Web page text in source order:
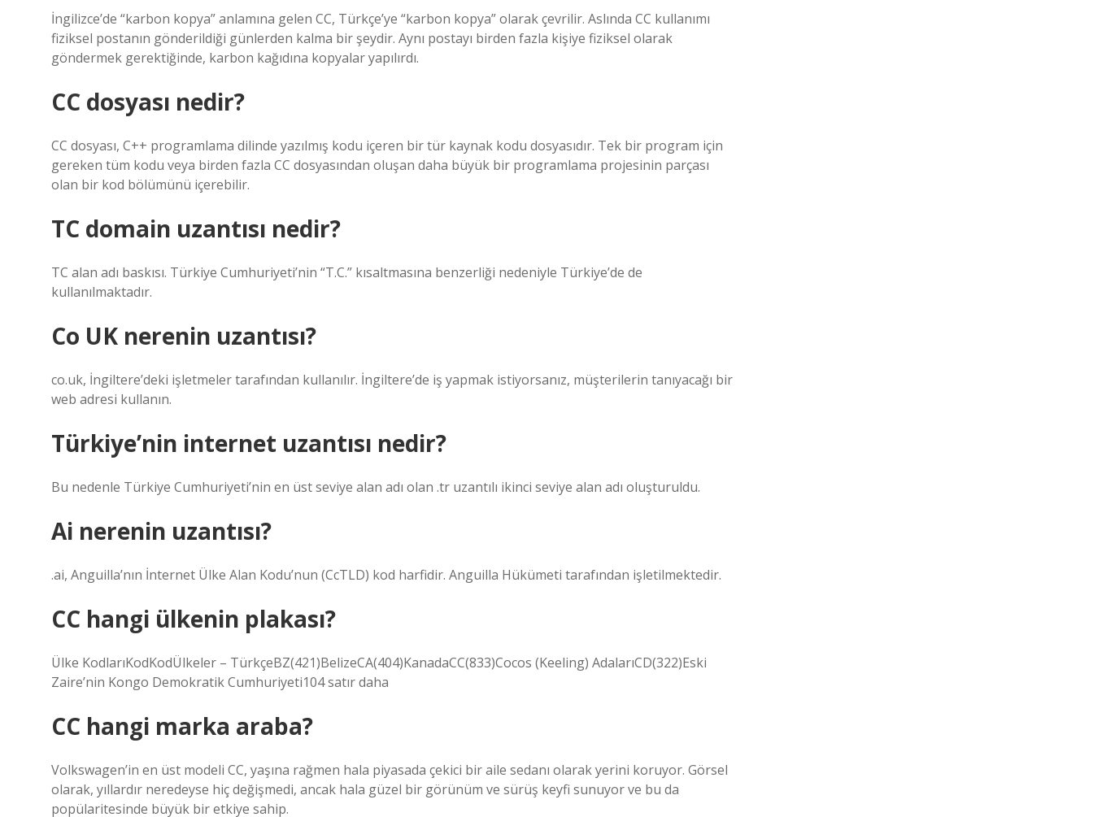
İngilizce’de “karbon kopya” anlamına gelen CC, Türkçe’ye “karbon kopya” olarak çevrilir. Aslında CC kullanımı
fiziksel postanın gönderildiği günlerden kalma bir şeydir. Aynı postayı birden fazla kişiye fiziksel olarak
göndermek gerektiğinde, karbon kağıdına kopyalar yapılırdı.
CC dosyası nedir?
CC dosyası, C++ programlama dilinde yazılmış kodu içeren bir tür kaynak kodu dosyasıdır. Tek bir program için
gereken tüm kodu veya birden fazla CC dosyasından oluşan daha büyük bir programlama projesinin parçası
olan bir kod bölümünü içerebilir.
TC domain uzantısı nedir?
TC alan adı baskısı. Türkiye Cumhuriyeti’nin “T.C.” kısaltmasına benzerliği nedeniyle Türkiye’de de
kullanılmaktadır.
Co UK nerenin uzantısı?
co.uk, İngiltere’deki işletmeler tarafından kullanılır. İngiltere’de iş yapmak istiyorsanız, müşterilerin tanıyacağı bir
web adresi kullanın.
Türkiye’nin internet uzantısı nedir?
Bu nedenle Türkiye Cumhuriyeti’nin en üst seviye alan adı olan .tr uzantılı ikinci seviye alan adı oluşturuldu.
Ai nerenin uzantısı?
.ai, Anguilla’nın İnternet Ülke Alan Kodu’nun (CcTLD) kod harfidir. Anguilla Hükümeti tarafından işletilmektedir.
CC hangi ülkenin plakası?
Ülke KodlarıKodKodÜlkeler – TürkçeBZ(421)BelizeCA(404)KanadaCC(833)Cocos (Keeling) AdalarıCD(322)Eski
Zaire’nin Kongo Demokratik Cumhuriyeti104 satır daha
CC hangi marka araba?
Volkswagen’in en üst modeli CC, yaşına rağmen hala piyasada çekici bir aile sedanı olarak yerini koruyor. Görsel
olarak, yıllardır neredeyse hiç değişmedi, ancak hala güzel bir görünüm ve sürüş keyfi sunuyor ve bu da
popülaritesinde büyük bir etkiye sahip.